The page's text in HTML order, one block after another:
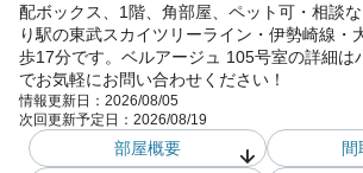
配ボックス、1階、角部屋、ペット可・相談
り駅の東武スカイツリーライン・伊勢崎線・
歩17分です。ベルアージュ 105号室の詳細は
でお気軽にお問い合わせください！
情報更新日： 2026/08/05
次回更新予定日： 2026/08/19
部屋概要
間